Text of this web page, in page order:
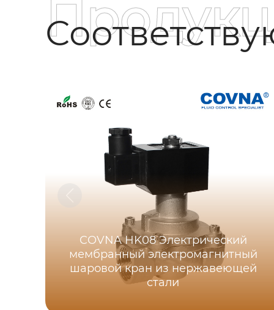
COVNA HK08 Электрический
мембранный электромагнитный
шаровой кран из нержавеющей
стали